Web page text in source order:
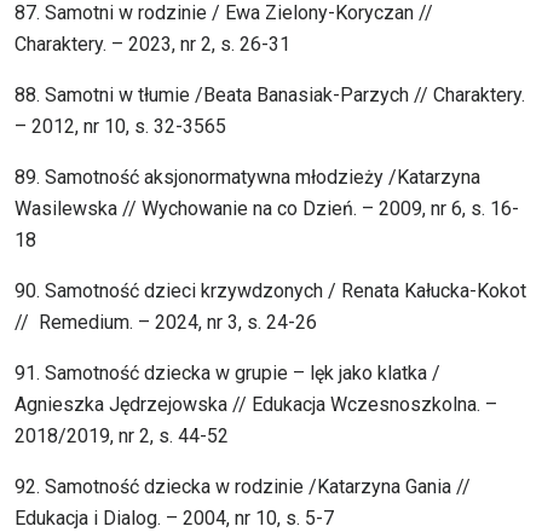
87. Samotni w rodzinie / Ewa Zielony-Koryczan //
Charaktery. – 2023, nr 2, s. 26-31
88. Samotni w tłumie /Beata Banasiak-Parzych // Charaktery.
– 2012, nr 10, s. 32-3565
89. Samotność aksjonormatywna młodzieży /Katarzyna
Wasilewska // Wychowanie na co Dzień. – 2009, nr 6, s. 16-
18
90. Samotność dzieci krzywdzonych / Renata Kałucka-Kokot
// Remedium. – 2024, nr 3, s. 24-26
91. Samotność dziecka w grupie – lęk jako klatka /
Agnieszka Jędrzejowska // Edukacja Wczesnoszkolna. –
2018/2019, nr 2, s. 44-52
92. Samotność dziecka w rodzinie /Katarzyna Gania //
Edukacja i Dialog. – 2004, nr 10, s. 5-7